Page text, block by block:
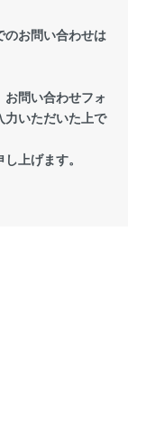
のお問い合わせは
問い合わせフォ
力いただいた上で
上げます。